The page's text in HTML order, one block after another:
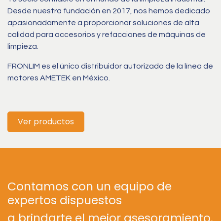
Desde nuestra fundación en 2017, nos hemos dedicado
apasionadamente a proporcionar soluciones de alta
calidad para accesorios y refacciones de máquinas de
limpieza.
FRONLIM es el único distribuidor autorizado de la línea de
motores AMETEK en México.
Ver productos
Contamos con un equipo de
expertos dispuestos